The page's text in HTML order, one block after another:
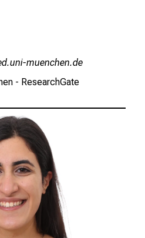
ful#v:fiuyzniu mi
- ResearchGate